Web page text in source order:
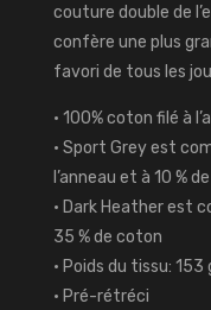
couture double de
confère une plus
favori de tous les
• 100% coton filé à
• Sport Grey est
l’anneau et à 10 %
• Dark Heather est
35 % de coton
• Poids du tissu:
• Pré-rétréci